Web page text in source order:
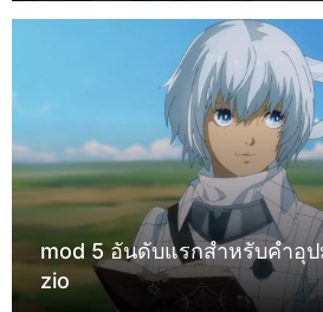
mod 5 อันดับแรกสำหรับคำอุ
zio